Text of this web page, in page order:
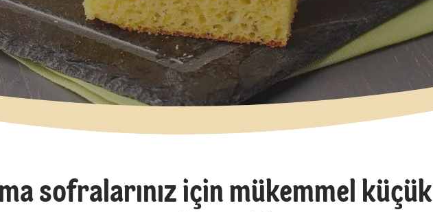
sofralarınız için mükemmel küçük